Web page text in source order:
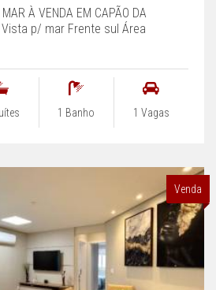
À VENDA EM CAPÃO DA
Vista p/ mar Frente sul Área
1 Banho 1 Vagas
Venda